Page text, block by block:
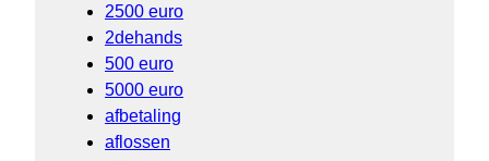
2500 euro
2dehands
500 euro
5000 euro
afbetaling
aflossen